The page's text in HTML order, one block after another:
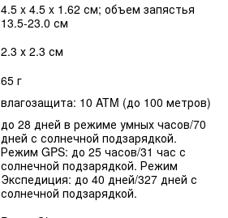
4.5 x 4.5 x 1.62 см; объем запястья
13.5-23.0 см
2.3 х 2.3 см
65 г
влагозащита: 10 ATM (до 100 метров)
до 28 дней в режиме умных часов/70
дней с солнечной подзарядкой.
Режим GPS: до 25 часов/31 час с
солнечной подзарядкой. Режим
Экспедиция: до 40 дней/327 дней с
солнечной подзарядкой.